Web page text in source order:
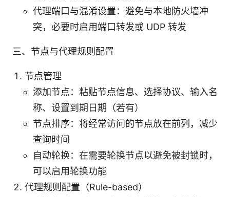
代理端口与混淆设置：避免与本地防火墙冲
突，必要时启用端口转发或 UDP 转发
三、节点与代理规则配置
节点管理
添加节点：粘贴节点信息、选择协议、输入名
称、设置到期日期（若有）
节点排序：将经常访问的节点放在前列，减少
查询时间
自动轮换：在需要轮换节点以避免被封锁时，
可以启用轮换功能
代理规则配置（Rule-based）